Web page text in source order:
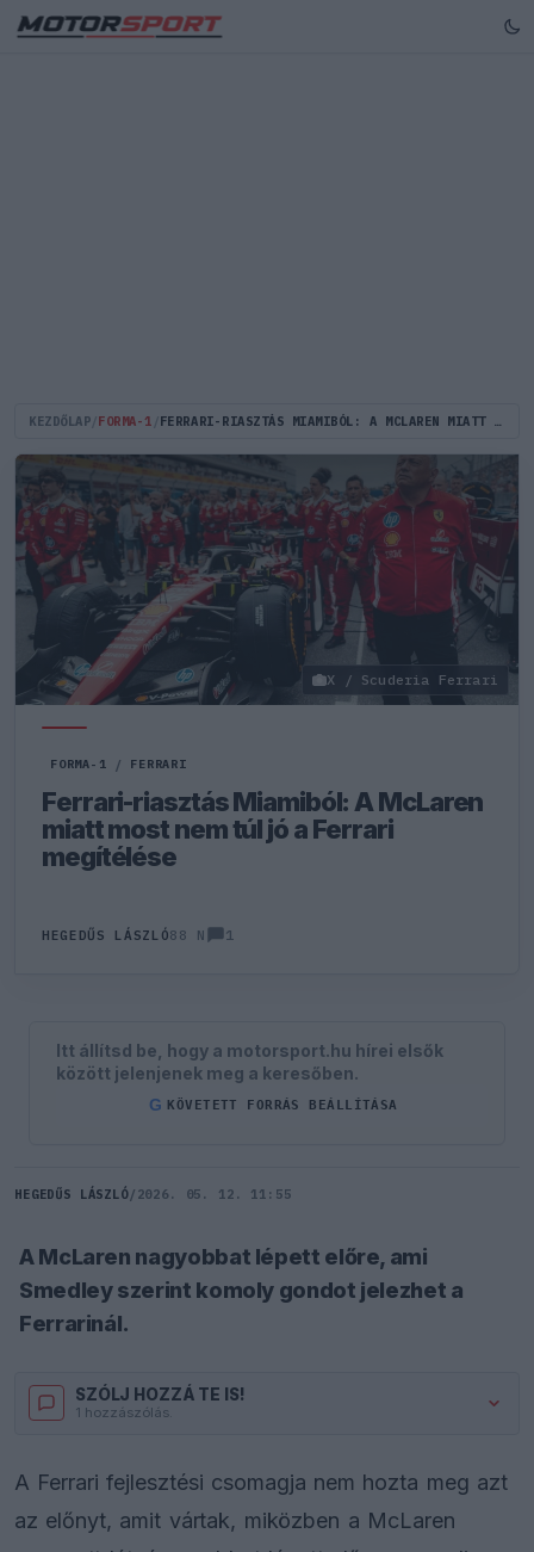
KEZDŐLAP FORMA-1 FERRARI-RIASZTÁS MIAMIBÓL: A MCLAREN MIATT MOST NEM TÚL JÓ A FERRARI MEGÍTÉLÉSE
X / Scuderia Ferrari
FORMA-1 / FERRARI
Ferrari-riasztás Miamiból: A McLaren
miatt most nem túl jó a Ferrari
megítélése
HEGEDŰS LÁSZLÓ88 N 1
Itt állítsd be, hogy a motorsport.hu hírei elsők
között jelenjenek meg a keresőben.
G KÖVETETT FORRÁS BEÁLLÍTÁSA
HEGEDŰS LÁSZLÓ/ 2026. 05. 12. 11:55
A McLaren nagyobbat lépett előre, ami
Smedley szerint komoly gondot jelezhet a
Ferrarinál.
SZÓLJ HOZZÁ TE IS!
1 hozzászólás.
A Ferrari fejlesztési csomagja nem hozta meg azt
az előnyt, amit vártak, miközben a McLaren